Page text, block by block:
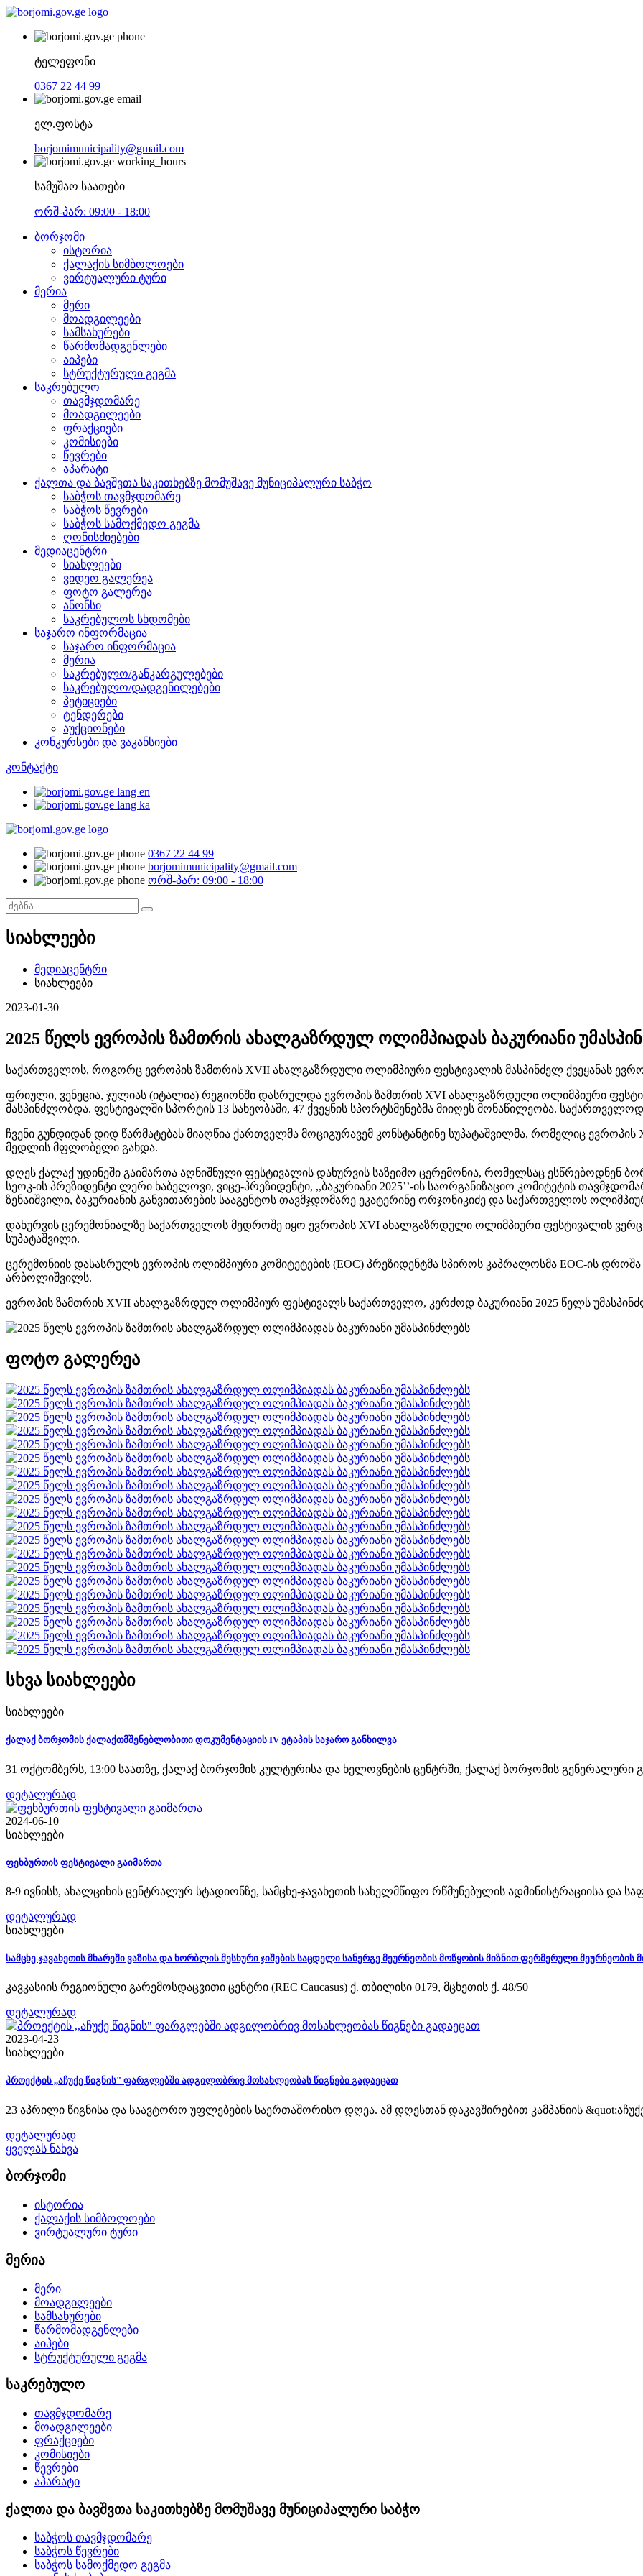
ტელეფონი
0367 22 44 99
ელ.ფოსტა
borjomimunicipality@gmail.com
სამუშაო საათები
ორშ-პარ: 09:00 - 18:00
ბორჯომი
ისტორია
ქალაქის სიმბოლოები
ვირტუალური ტური
მერია
მერი
მოადგილეები
სამსახურები
წარმომადგენლები
აიპები
სტრუქტურული გეგმა
საკრებულო
თავმჯდომარე
მოადგილეები
ფრაქციები
კომისიები
წევრები
აპარატი
ქალთა და ბავშვთა საკითხებზე მომუშავე მუნიციპალური საბჭო
საბჭოს თავმჯდომარე
საბჭოს წევრები
საბჭოს სამოქმედო გეგმა
ღონისძიებები
მედიაცენტრი
სიახლეები
ვიდეო გალერეა
ფოტო გალერეა
ანონსი
საკრებულოს სხდომები
საჯარო ინფორმაცია
საჯარო ინფორმაცია
მერია
საკრებულო/განკარგულებები
საკრებულო/დადგენილებები
პეტიციები
ტენდერები
აუქციონები
კონკურსები და ვაკანსიები
კონტაქტი
0367 22 44 99
borjomimunicipality@gmail.com
ორშ-პარ: 09:00 - 18:00
სიახლეები
მედიაცენტრი
სიახლეები
2023-01-30
2025 წელს ევროპის ზამთრის ახალგაზრდულ ოლიმპიადას ბაკურიანი
საქართველოს, როგორც ევროპის ზამთრის XVII ახალგაზრდული ოლიმპიური ფესტივალის მასპინძელ ქვეყანას
ფრიული, ვენეცია, ჯულიას (იტალია) რეგიონში დასრულდა ევროპის ზამთრის XVI ახალგაზრდული ოლიმპიური
მასპინძლობდა. ფესტივალში სპორტის 13 სახეობაში, 47 ქვეყნის სპორტსმენებმა მიიღეს მონაწილეობა.
ჩვენი გუნდიდან დიდ წარმატებას მიაღწია ქართველმა მოციგურავემ კონსტანტინე სუპატაშვილმა, რომელიც
მედლის მფლობელი გახდა.
დღეს ქალაქ უდინეში გაიმართა აღნიშნული ფესტივალის დახურვის საზეიმო ცერემონია, რომელსაც ესწრებოდნენ
სეოკ-ის პრეზიდენტი ლერი ხაბელოვი, ვიცე-პრეზიდენტი, ,,ბაკურიანი 2025’’-ის საორგანიზაციო კომიტეტის
ზენაიშვილი, ბაკურიანის განვითარების სააგენტოს თავმჯდომარე ეკატერინე ორჯონიკიძე და საქართველოს
დახურვის ცერემონიალზე საქართველოს მედროშე იყო ევროპის XVI ახალგაზრდული ოლიმპიური ფესტივალის
სუპატაშვილი.
ცერემონიის დასასრულს ევროპის ოლიმპიური კომიტეტების (EOC) პრეზიდენტმა სპიროს კაპრალოსმა EOC-ის
არბოლიშვილს.
ევროპის ზამთრის XVII ახალგაზრდულ ოლიმპიურ ფესტივალს საქართველო, კერძოდ ბაკურიანი 2025 წელს
ფოტო გალერეა
სხვა სიახლეები
სიახლეები
ქალაქ ბორჯომის ქალაქთმშენებლობითი დოკუმენტაციის IV ეტაპის საჯარო განხილვა
31 ოქტომბერს, 13:00 საათზე, ქალაქ ბორჯომის კულტურისა და ხელოვნების ცენტრში, ქალაქ ბორჯომის გენერალური
დეტალურად
2024-06-10
სიახლეები
ფეხბურთის ფესტივალი გაიმართა
8-9 ივნისს, ახალციხის ცენტრალურ სტადიონზე, სამცხე-ჯავახეთის სახელმწიფო რწმუნებულის ადმინისტრაციისა
დეტალურად
სიახლეები
სამცხე-ჯავახეთის მხარეში ვაზისა და ხორბლის მესხური ჯიშების საცდელი სანერგე მეურნეობის მოწყობის მიზნით ფერმერული მეურნეობის
კავკასიის რეგიონული გარემოსდაცვითი ცენტრი (REC Caucasus) ქ. თბილისი 0179, მცხეთის ქ. 48/50
დეტალურად
2023-04-23
სიახლეები
პროექტის ,,აჩუქე წიგნის" ფარგლებში ადგილობრივ მოსახლეობას წიგნები გადაეცათ
23 აპრილი წიგნისა და საავტორო უფლებების საერთაშორისო დღეა. ამ დღესთან დაკავშირებით კამპანიის
დეტალურად
ყველას ნახვა
ბორჯომი
ისტორია
ქალაქის სიმბოლოები
ვირტუალური ტური
მერია
მერი
მოადგილეები
სამსახურები
წარმომადგენლები
აიპები
სტრუქტურული გეგმა
საკრებულო
თავმჯდომარე
მოადგილეები
ფრაქციები
კომისიები
წევრები
აპარატი
ქალთა და ბავშვთა საკითხებზე მომუშავე მუნიციპალური საბჭო
საბჭოს თავმჯდომარე
საბჭოს წევრები
საბჭოს სამოქმედო გეგმა